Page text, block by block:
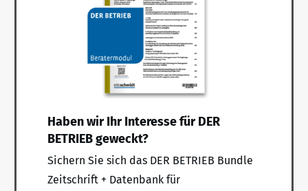
Haben wir Ihr Interesse für DER
BETRIEB geweckt?
Sichern Sie sich das DER BETRIEB Bundle
Zeitschrift + Datenbank für